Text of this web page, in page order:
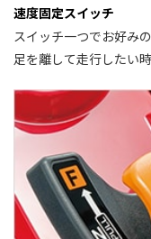
速度固定スイッチ
スイッチ一つでお好み
足を離して走行したい時